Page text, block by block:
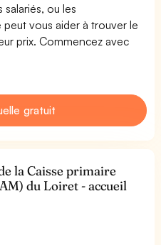
ou les
vous aider à trouver le
prix. Commencez avec
gratuit
la Caisse primaire
du Loiret - accueil